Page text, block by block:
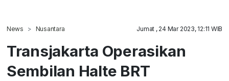
News Nusantara Jumat , 24 Mar 2023, 12:11 WIB
Transjakarta Operasikan
Sembilan Halte BRT